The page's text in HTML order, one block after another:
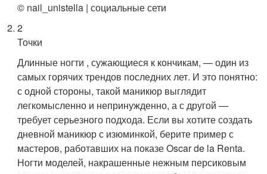
© nail_unistella | социальные сети
2
Точки
Длинные ногти , сужающиеся к кончикам, — один из
самых горячих трендов последних лет. И это понятно:
с одной стороны, такой маникюр выглядит
легкомысленно и непринужденно, а с другой —
требует серьезного подхода. Если вы хотите создать
дневной маникюр с изюминкой, берите пример с
мастеров, работавших на показе Oscar de la Renta.
Ногти моделей, накрашенные нежным персиковым